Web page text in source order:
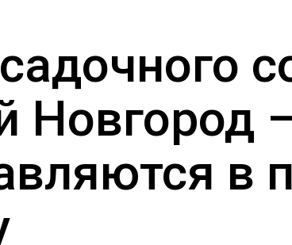
Новгород
в